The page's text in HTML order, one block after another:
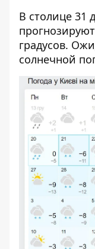
В столице 31
градусов.
солнечной